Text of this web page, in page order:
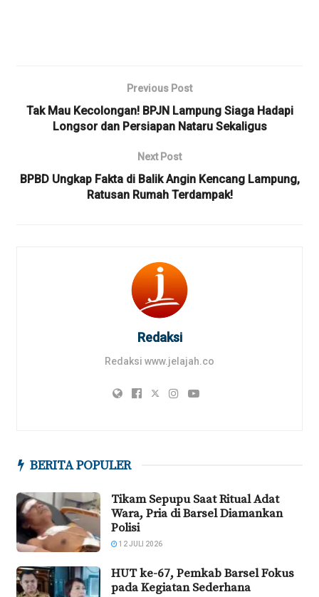
Previous Post
Tak Mau Kecolongan! BPJN Lampung Siaga Hadapi
Longsor dan Persiapan Nataru Sekaligus
Next Post
BPBD Ungkap Fakta di Balik Angin Kencang Lampung,
Ratusan Rumah Terdampak!
Redaksi
Redaksi www.jelajah.co
BERITA POPULER
Tikam Sepupu Saat Ritual Adat
Wara, Pria di Barsel Diamankan
Polisi
12 JULI 2026
HUT ke-67, Pemkab Barsel Fokus
pada Kegiatan Sederhana